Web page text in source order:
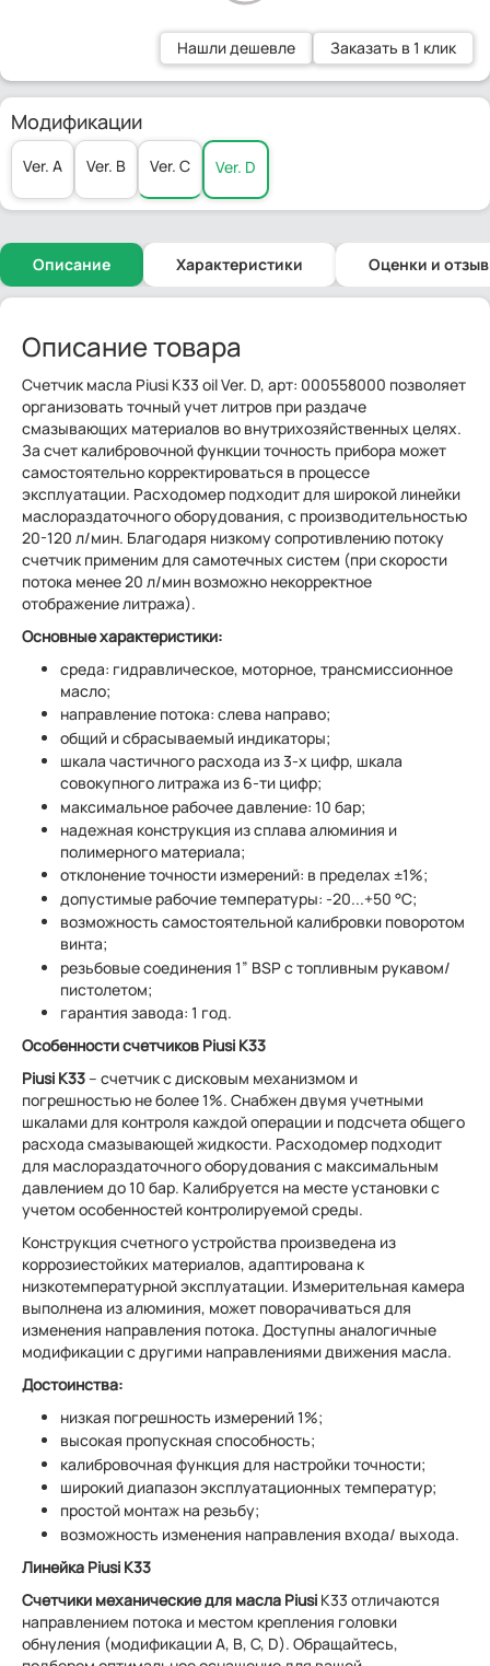
Нашли дешевле Заказать в 1 клик
Модификации
Ver. A Ver. B Ver. C Ver. D
Описание Характеристики Оценки и
Описание товара
Счетчик масла Piusi K33 oil Ver. D, арт: 000558000 позволяет
организовать точный учет литров при раздаче
смазывающих материалов во внутрихозяйственных целях.
За счет калибровочной функции точность прибора может
самостоятельно корректироваться в процессе
эксплуатации. Расходомер подходит для широкой линейки
маслораздаточного оборудования, с производительностью
20-120 л/мин. Благодаря низкому сопротивлению потоку
счетчик применим для самотечных систем (при скорости
потока менее 20 л/мин возможно некорректное
отображение литража).
Основные характеристики:
среда: гидравлическое, моторное, трансмиссионное
масло;
направление потока: слева направо;
общий и сбрасываемый индикаторы;
шкала частичного расхода из 3-х цифр, шкала
совокупного литража из 6-ти цифр;
максимальное рабочее давление: 10 бар;
надежная конструкция из сплава алюминия и
полимерного материала;
отклонение точности измерений: в пределах ±1%;
допустимые рабочие температуры: -20...+50 °С;
возможность самостоятельной калибровки поворотом
винта;
резьбовые соединения 1” BSP с топливным рукавом/
пистолетом;
гарантия завода: 1 год.
Особенности счетчиков Piusi K33
Piusi K33– счетчик с дисковым механизмом и
погрешностью не более 1%. Снабжен двумя учетными
шкалами для контроля каждой операции и подсчета общего
расхода смазывающей жидкости. Расходомер подходит
для маслораздаточного оборудования с максимальным
давлением до 10 бар. Калибруется на месте установки с
учетом особенностей контролируемой среды.
Конструкция счетного устройства произведена из
коррозиестойких материалов, адаптирована к
низкотемпературной эксплуатации. Измерительная камера
выполнена из алюминия, может поворачиваться для
изменения направления потока. Доступны аналогичные
модификации с другими направлениями движения масла.
Достоинства:
низкая погрешность измерений 1%;
высокая пропускная способность;
калибровочная функция для настройки точности;
широкий диапазон эксплуатационных температур;
простой монтаж на резьбу;
возможность изменения направления входа/ выхода.
Линейка Piusi K33
Счетчики механические для масла Piusi K33 отличаются
направлением потока и местом крепления головки
обнуления (модификации A, B, C, D). Обращайтесь,